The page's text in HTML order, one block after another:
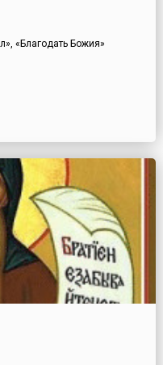
«Благодать Божия»